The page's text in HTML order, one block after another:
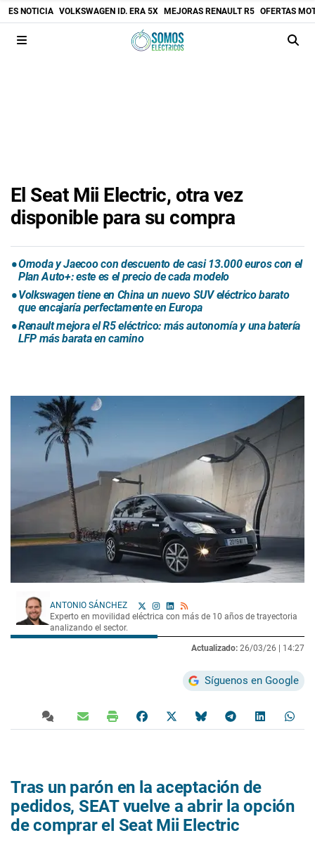
ES NOTICIA VOLKSWAGEN ID. ERA 5X MEJORAS RENAULT R5 OFERTAS
El Seat Mii Electric, otra vez
disponible para su compra
Omoda y Jaecoo con descuento de casi 13.000 euros con el
Plan Auto+: este es el precio de cada modelo
Volkswagen tiene en China un nuevo SUV eléctrico barato
que encajaría perfectamente en Europa
Renault mejora el R5 eléctrico: más autonomía y una batería
LFP más barata en camino
ANTONIO SÁNCHEZ
Experto en movilidad eléctrica con más de 10 años de trayectoria
analizando el sector.
Actualizado: 26/03/26 | 14:27
Síguenos en Google
Tras un parón en la aceptación de
pedidos, SEAT vuelve a abrir la opción
de comprar el Seat Mii Electric